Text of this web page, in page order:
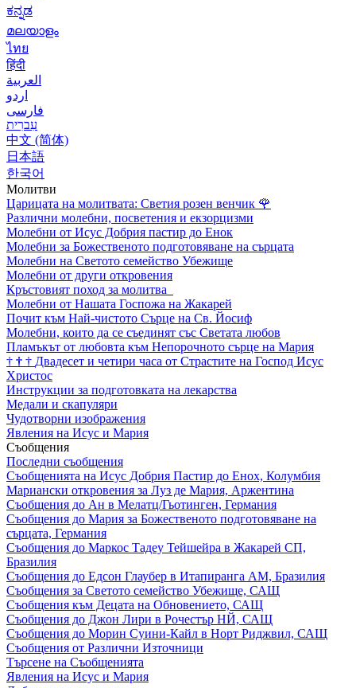
ಕನ್ನಡ
മലയാളം
ไทย
हिंदी
العربية
اردو
فارسی
עִברִית
中文 (简体)
日本語
한국어
Молитви
Царицата на молитвата: Светия розен венчик 🌹
Различни молебни, посветения и екзорцизми
Молебни от Исус Добрия пастир до Енок
Молебни за Божественото подготовяване на сърцата
Молебни на Светото семейство Убежище
Молебни от други откровения
Кръстовият поход за молитва
Молебни от Нашата Госпожа на Жакарей
Почит към Най-чистото Сърце на Св. Йосиф
Молебни, които да се съединят със Светата любов
Пламъкът от любовта към Непорочното сърце на Мария
† † † Двадесет и четири часа от Страстите на Господ Исус
Христос
Инструкции за подготовката на лекарства
Медали и скапуляри
Чудотворни изображения
Явления на Исус и Мария
Съобщения
Последни съобщения
Съобщенията на Исус Добрия Пастир до Енох, Колумбия
Мариански откровения за Луз де Мария, Аржентина
Съобщения до Ан в Мелатц/Гьотинген, Германия
Съобщения до Мария за Божественото подготовяване на
сърцата, Германия
Съобщения до Маркос Тадеу Тейшейра в Жакарей СП,
Бразилия
Съобщения до Едсон Глаубер в Итапиранга АМ, Бразилия
Съобщения за Светото семейство Убежище, САЩ
Съобщения към Децата на Обновението, САЩ
Съобщения до Джон Лири в Рочестър НЙ, САЩ
Съобщения до Морин Суини-Кайл в Норт Риджвил, САЩ
Съобщения от Различни Източници
Търсене на Съобщенията
Явления на Исус и Мария